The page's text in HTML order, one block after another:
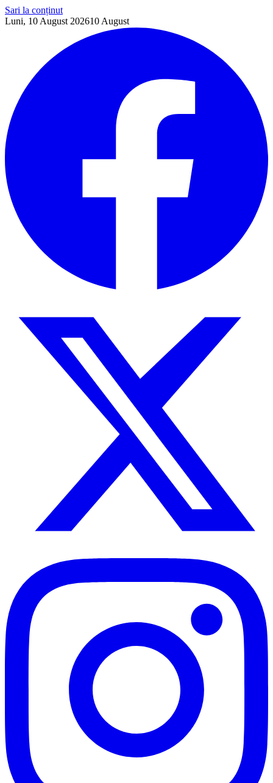
Sari la conținut
Luni, 10 August 202610 August